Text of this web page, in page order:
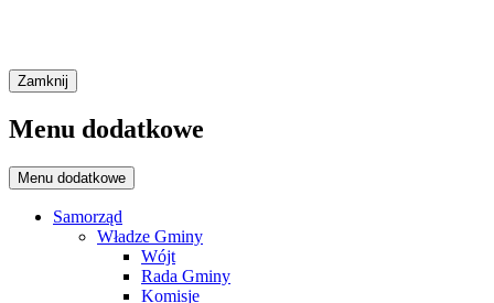
Zamknij
Menu dodatkowe
Menu dodatkowe
Samorząd
Władze Gminy
Wójt
Rada Gminy
Komisje